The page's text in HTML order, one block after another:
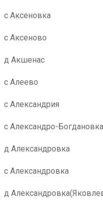
с Аксеновка
с Аксеново
д Акшенас
с Алеево
с Александрия
с Александро-Богдановка
д Александровка
с Александровка
д